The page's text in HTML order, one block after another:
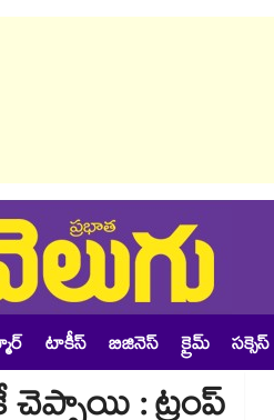
టాకీస్ బిజినెస్ క్రైమ్ సక్సెస్